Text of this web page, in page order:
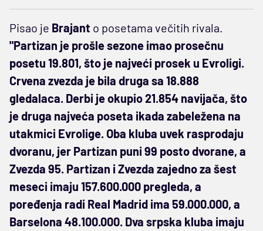
Pisao je Brajant o posetama večitih rivala.
"Partizan je prošle sezone imao prosečnu
posetu 19.801, što je najveći prosek u Evroligi.
Crvena zvezda je bila druga sa 18.888
gledalaca. Derbi je okupio 21.854 navijača, što
je druga najveća poseta ikada zabeležena na
utakmici Evrolige. Oba kluba uvek rasprodaju
dvoranu, jer Partizan puni 99 posto dvorane, a
Zvezda 95. Partizan i Zvezda zajedno za šest
meseci imaju 157.600.000 pregleda, a
poređenja radi Real Madrid ima 59.000.000, a
Barselona 48.100.000. Dva srpska kluba imaju